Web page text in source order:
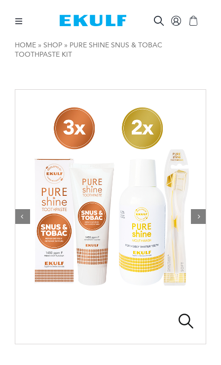
contentToggle
Navigation
MELLOM TENNENE
BØRST TENNENE
ØVRIG MUNNPLEIE
FOR BEDRIFTER
HOME» SHOP» PURE SHINE SNUS & TOBAC
TOOTHPASTE KIT
 